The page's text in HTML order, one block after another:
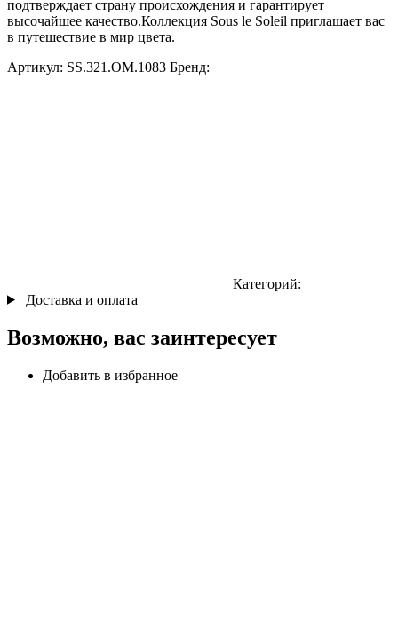
подтверждает страну происхождения и гарантирует
высочайшее качество.Коллекция Sous le Soleil приглашает вас
в путешествие в мир цвета.
Артикул: SS.321.OM.1083 Бренд:
Категорий:
Доставка и оплата
Возможно, вас заинтересует
Добавить в избранное